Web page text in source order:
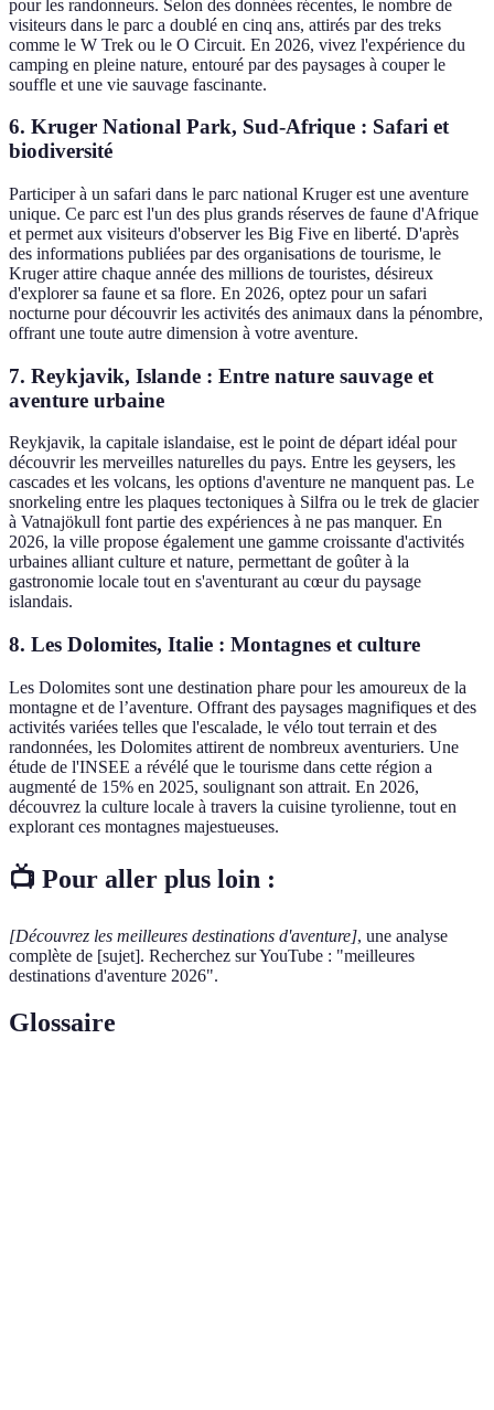
pour les randonneurs. Selon des données récentes, le nombre de
visiteurs dans le parc a doublé en cinq ans, attirés par des treks
comme le W Trek ou le O Circuit. En 2026, vivez l'expérience du
camping en pleine nature, entouré par des paysages à couper le
souffle et une vie sauvage fascinante.
6. Kruger National Park, Sud-Afrique : Safari et
biodiversité
Participer à un safari dans le parc national Kruger est une aventure
unique. Ce parc est l'un des plus grands réserves de faune d'Afrique
et permet aux visiteurs d'observer les Big Five en liberté. D'après
des informations publiées par des organisations de tourisme, le
Kruger attire chaque année des millions de touristes, désireux
d'explorer sa faune et sa flore. En 2026, optez pour un safari
nocturne pour découvrir les activités des animaux dans la pénombre,
offrant une toute autre dimension à votre aventure.
7. Reykjavik, Islande : Entre nature sauvage et
aventure urbaine
Reykjavik, la capitale islandaise, est le point de départ idéal pour
découvrir les merveilles naturelles du pays. Entre les geysers, les
cascades et les volcans, les options d'aventure ne manquent pas. Le
snorkeling entre les plaques tectoniques à Silfra ou le trek de glacier
à Vatnajökull font partie des expériences à ne pas manquer. En
2026, la ville propose également une gamme croissante d'activités
urbaines alliant culture et nature, permettant de goûter à la
gastronomie locale tout en s'aventurant au cœur du paysage
islandais.
8. Les Dolomites, Italie : Montagnes et culture
Les Dolomites sont une destination phare pour les amoureux de la
montagne et de l’aventure. Offrant des paysages magnifiques et des
activités variées telles que l'escalade, le vélo tout terrain et des
randonnées, les Dolomites attirent de nombreux aventuriers. Une
étude de l'INSEE a révélé que le tourisme dans cette région a
augmenté de 15% en 2025, soulignant son attrait. En 2026,
découvrez la culture locale à travers la cuisine tyrolienne, tout en
explorant ces montagnes majestueuses.
📺 Pour aller plus loin :
[Découvrez les meilleures destinations d'aventure], une analyse
complète de [sujet]. Recherchez sur YouTube : "meilleures
destinations d'aventure 2026".
Glossaire